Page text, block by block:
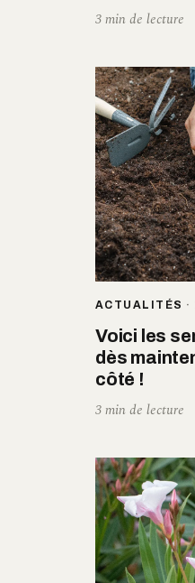
3 min de lecture
ACTUALITÉS ·
Voici les
dès
côté !
3 min de lecture